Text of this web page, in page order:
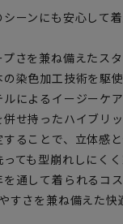
ーンにも安心して
さを兼ね備えたス
染色加工技術を駆
によるイージーケ
せ持ったハイブリ
ることで、立体感
ても型崩れしにく
通して着られるコ
すさを兼ね備えた快